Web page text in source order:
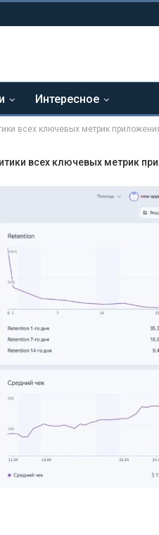
Интересное
всех ключевых метрик
всех ключевых метрик